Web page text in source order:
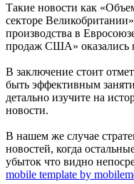
Такие новости как
секторе
производства в
продаж США» оказались
В заключение стоит
быть эффективным
детально изучите на
новости.
В нашем же случае
новостей, когда
убыток что видно
mobile template by